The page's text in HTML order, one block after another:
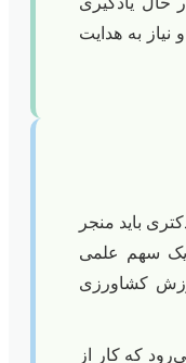
به هدایت
باید منجر
یک سهم علمی
کشاورزی
که کار از